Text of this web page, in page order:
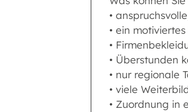
•
• ein
•
• Überstunden
• nur regionale
• viele
• Zuordnung in